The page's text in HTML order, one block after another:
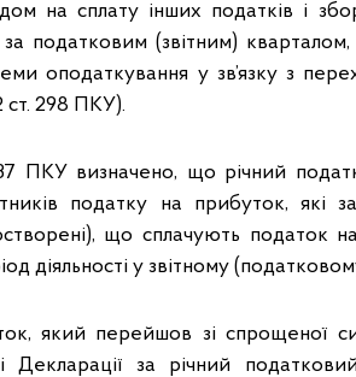
на сплату інших податків і
податковим (звітним)
оподаткування у зв’язку з
ст. 298 ПКУ).
ПКУ визначено, що річний
податку на прибуток, які
що сплачують податок
діяльності у звітному
який перейшов зі спрощеної
Декларації за річний